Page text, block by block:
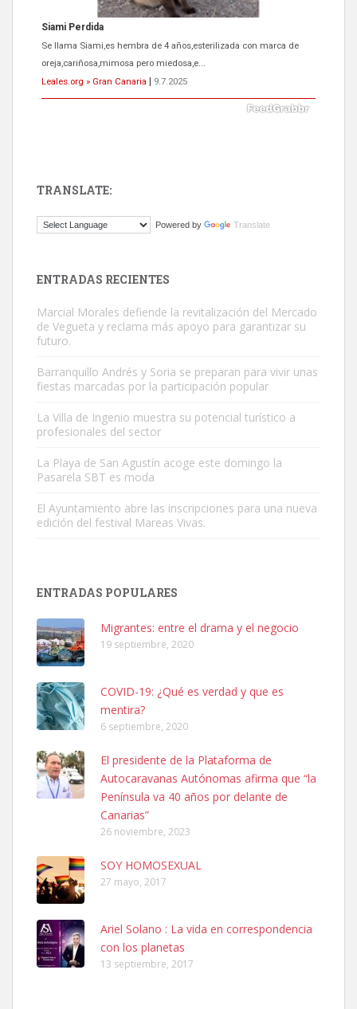
Siami Perdida
Se llama Siami,es hembra de 4 años,esterilizada con marca de
oreja,cariñosa,mimosa pero miedosa,e...
Leales.org » Gran Canaria
9.7.2025
El ayuntamiento se va a llevar a Los Gatos callejeros de la zona los
Gato manso encontrado
Este gato macho ha aparecido en la calle hace menos de un mes,
es muy manso y extremadamente cari...
Busco adopción responsable para mi perra. Pastor alemán,
Leales.org » Gran Canaria | 6.7.2025
SHIBA PERDIDO AVDA JOSE MESA Y LOPEZ
PERRO MACHO RAZA SHIBA CON MICROCHIP PERDIDO HOY
06/07/2025 ZONA MESA Y LOPEZ. ES MUY ASUSTADIZO
Leales.org » Gran Canaria
Ninfa perdida
El día 5 se los perdió una ninfa papillera, asustada tiene miedo a la
TRANSLATE:
Powered by Translate
ENTRADAS RECIENTES
Marcial Morales defiende la revitalización del Mercado
de Vegueta y reclama más apoyo para garantizar su
futuro.
Barranquillo Andrés y Soria se preparan para vivir unas
fiestas marcadas por la participación popular
La Villa de Ingenio muestra su potencial turístico a
profesionales del sector
La Playa de San Agustín acoge este domingo la
Pasarela SBT es moda
El Ayuntamiento abre las inscripciones para una nueva
edición del festival Mareas Vivas.
ENTRADAS POPULARES
Migrantes: entre el drama y el negocio
19 septiembre, 2020
COVID-19: ¿Qué es verdad y que es
mentira?
6 septiembre, 2020
El presidente de la Plataforma de
Autocaravanas Autónomas afirma que “la
Península va 40 años por delante de
Canarias”
26 noviembre, 2023
SOY HOMOSEXUAL
27 mayo, 2017
Ariel Solano : La vida en correspondencia
con los planetas
13 septiembre, 2017